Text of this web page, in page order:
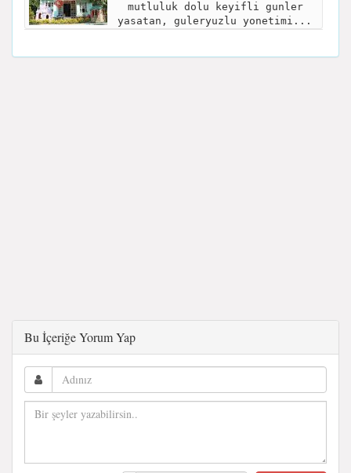
mutluluk dolu keyifli gunler
yasatan, guleryuzlu yonetimi...
Bu İçeriğe Yorum Yap